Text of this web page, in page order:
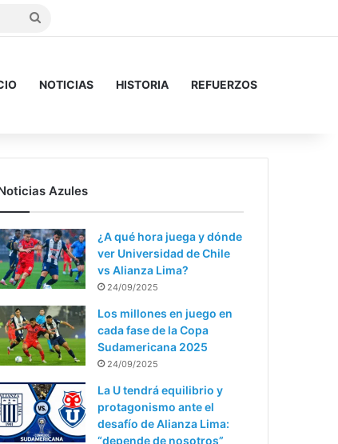
NOTICIAS HISTORIA REFUERZOS
Azules
¿A qué hora juega y dónde
ver Universidad de Chile
vs Alianza Lima?
24/09/2025
Los millones en juego en
cada fase de la Copa
Sudamericana 2025
24/09/2025
La U tendrá equilibrio y
protagonismo ante el
desafío de Alianza Lima:
“depende de nosotros”